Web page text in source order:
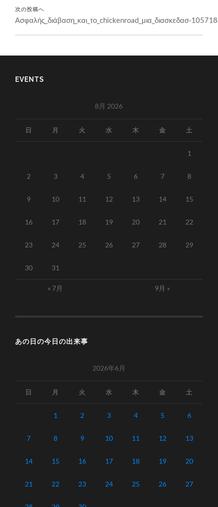
次の投稿へ
Ασφαλής_διάβαση_και_το_chickenroad_μια_διασκεδασ-
EVENTS
8月 2026
日 月 火 水 木 金 土
1
2 3 4 5 6 7 8
9 10 11 12 13 14 15
16 17 18 19 20 21 22
23 24 25 26 27 28 29
30 31
« 7月 9月 »
あの日の今日の出来事
2026年6月
日 月 火 水 木 金 土
1 2 3 4 5 6
7 8 9 10 11 12 13
14 15 16 17 18 19 20
21 22 23 24 25 26 27